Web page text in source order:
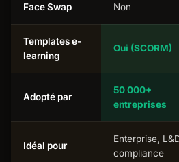
Face Swap Non
Templates e-
learning
Oui (SCORM)
Adopté par
50 000+
entreprises
Idéal pour
Enterprise,
compliance